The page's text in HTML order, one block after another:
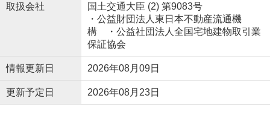
取扱会社
国土交通大臣 (2) 第9083号
・公益財団法人東日本不動産流通機
構 ・公益社団法人全国宅地建物取引業
保証協会
情報更新日 2026年08月09日
更新予定日 2026年08月23日